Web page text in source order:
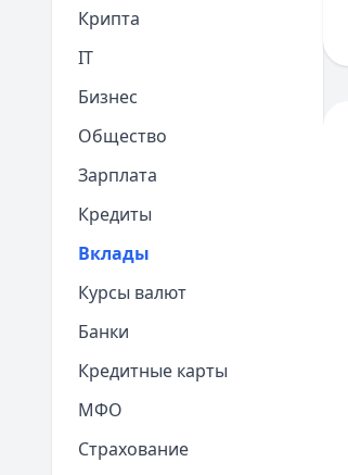
Крипта
IT
Бизнес
Общество
Зарплата
Кредиты
Вклады
Курсы валют
Банки
Кредитные карты
МФО
Страхование